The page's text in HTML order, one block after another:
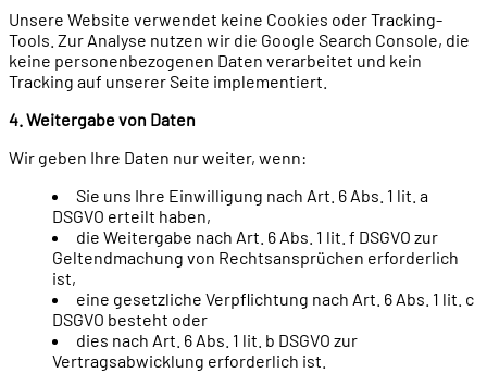
Unsere Website verwendet keine Cookies oder Tracking-
Tools. Zur Analyse nutzen wir die Google Search Console, die
keine personenbezogenen Daten verarbeitet und kein
Tracking auf unserer Seite implementiert.
4. Weitergabe von Daten
Wir geben Ihre Daten nur weiter, wenn:
Sie uns Ihre Einwilligung nach Art. 6 Abs. 1 lit. a
DSGVO erteilt haben,
die Weitergabe nach Art. 6 Abs. 1 lit. f DSGVO zur
Geltendmachung von Rechtsansprüchen erforderlich
ist,
eine gesetzliche Verpflichtung nach Art. 6 Abs. 1 lit. c
DSGVO besteht oder
dies nach Art. 6 Abs. 1 lit. b DSGVO zur
Vertragsabwicklung erforderlich ist.